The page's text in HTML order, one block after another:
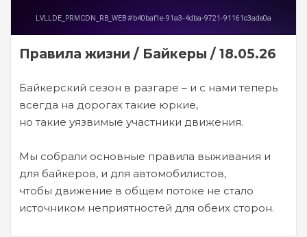
Правила жизни / Байкеры / 18.05.26
Байкерский сезон в разгаре – и с нами теперь
всегда на дорогах такие юркие,
но такие уязвимые участники движения.
Мы собрали основные правила выживания и
для байкеров, и для автомобилистов,
чтобы движение в общем потоке не стало
источником неприятностей для обеих сторон.